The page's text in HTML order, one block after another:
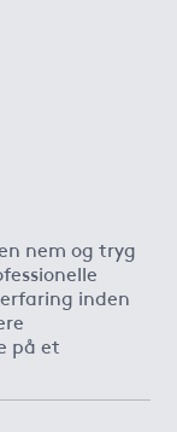
nem og tryg
inden
på et